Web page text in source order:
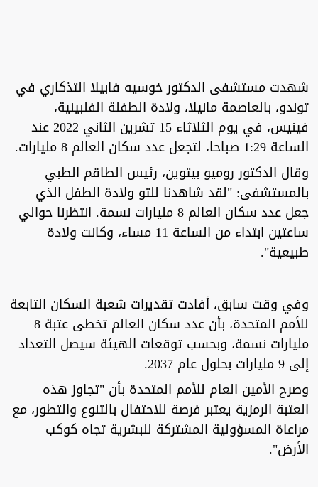
شهدت مستشفى الدكتور خوسيه فابيلا التذكاري في
توندو، بالعاصمة مانيلا، ولادة الطفلة الفلبينية،
فينيس، في يوم الثلاثاء 15 تشرين الثاني 2022 عند
الساعة 1:29 صباحا، لتجعل عدد سكان العالم 8 مليارات.
وقال الدكتور روميو بيتوين، رئيس الطاقم الطبي
بالمستشفى: "لقد شاهدنا للتو ولادة الطفل الذي
جعل عدد سكان العالم 8 مليارات نسمة. انتظرنا حوالي
ساعتين ابتداء من الساعة 11 مساء، وكانت ولادة
طبيعية".
وفي وقت سابق، أفادت تقديرات شعبة السكان التابعة
للأمم المتحدة، بأن عدد سكان العالم تخطى عتبة 8
مليارات نسمة، وبحسب توقعات الهيئة سيصل التعداد
إلى 9 مليارات بحلول عام 2037.
وصرح الأمين العام للأمم المتحدة بأن "تجاوز هذه
العتبة الرمزية يعتبر فرصة للاحتفال بالتنوع والتطور، مع
مراعاة المسؤولية المشتركة للبشرية تجاه كوكب
الأرض".